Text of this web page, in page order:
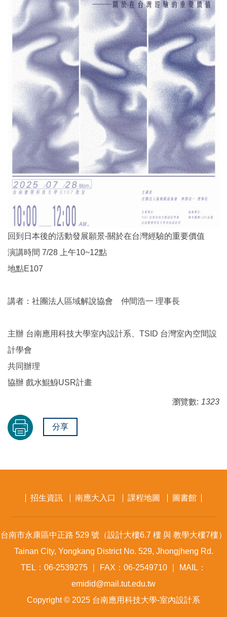
回到日本後的活動發展願景-關於在台灣經驗的重要價值
演講時間 7/28 上午10~12點
地點E107
講者：社團法人區域解說協會 仲間浩一 理事長
主辦 台南應用科技大學室內設計系、TSID 台灣室內空間設
計學會
共同辦理
協辦 戲水鯤鯓USR計畫
瀏覽數: 1323
分享
招生資訊 南應大入口 課程地圖 圖書館
台南市永康區中正路 529 號（設計大樓6.7 樓 與 教學大樓7樓）
Tainan City, Yongkang District No. 529, Jhongjheng Rd.
TEL：06-2539275 ｜ FAX：06-2549710 ｜ MAIL：
emidid@mail.tut.edu.tw
Copyright © 2025 台南應用科技大學-室內設計系